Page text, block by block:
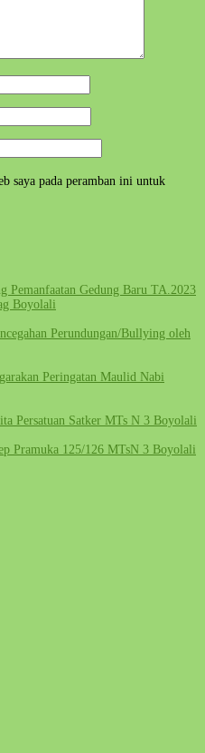
saya pada peramban ini untuk
Pemanfaatan Gedung Baru TA.2023
Boyolali
Perundungan/Bullying oleh
Peringatan Maulid Nabi
Persatuan Satker MTs N 3 Boyolali
Pramuka 125/126 MTsN 3 Boyolali